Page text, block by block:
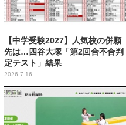
【中学受験2027】人気校の併願
先は…四谷大塚「第2回合不合判
定テスト」結果
2026.7.16